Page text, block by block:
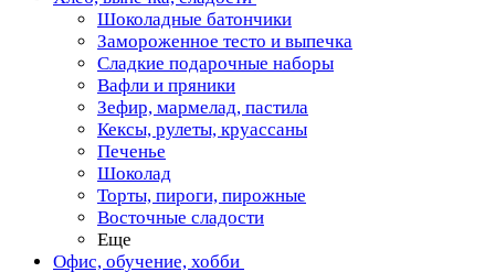
Шоколадные батончики
Замороженное тесто и выпечка
Сладкие подарочные наборы
Вафли и пряники
Зефир, мармелад, пастила
Кексы, рулеты, круассаны
Печенье
Шоколад
Торты, пироги, пирожные
Восточные сладости
Еще
Офис, обучение, хобби